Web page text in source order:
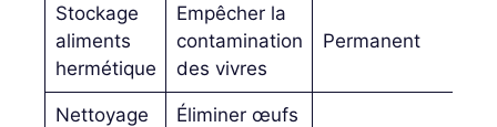
Stockage
aliments
hermétique
Empêcher la
contamination
des vivres
Permanent
Nettoyage
Éliminer œufs